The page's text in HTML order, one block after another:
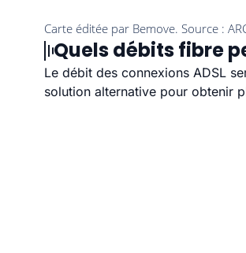
Quels débits fibre
Le débit des connexions ADSL
solution alternative pour obtenir